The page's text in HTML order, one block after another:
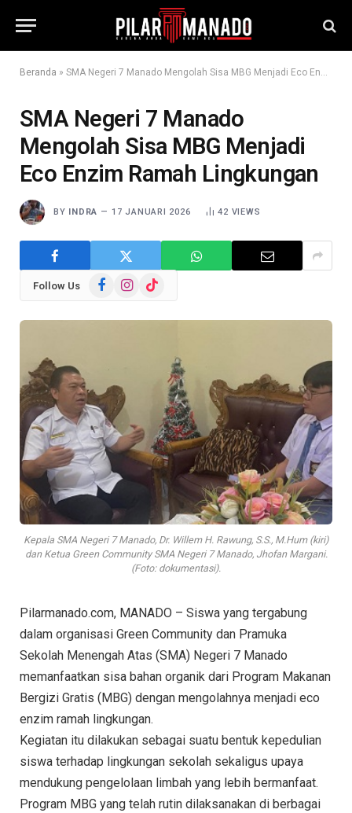
Beranda » SMA Negeri 7 Manado Mengolah Sisa MBG Menjadi Eco Enzim Ramah Lingkungan
SMA Negeri 7 Manado
Mengolah Sisa MBG Menjadi
Eco Enzim Ramah Lingkungan
BY INDRA 17 JANUARI 2026 42 VIEWS
Follow Us FacebookInstagram
TikTok
Kepala SMA Negeri 7 Manado, Dr. Willem H. Rawung, S.S., M.Hum (kiri)
dan Ketua Green Community SMA Negeri 7 Manado, Jhofan Margani.
(Foto: dokumentasi).
Pilarmanado.com, MANADO – Siswa yang tergabung
dalam organisasi Green Community dan Pramuka
Sekolah Menengah Atas (SMA) Negeri 7 Manado
memanfaatkan sisa bahan organik dari Program Makanan
Bergizi Gratis (MBG) dengan mengolahnya menjadi eco
enzim ramah lingkungan.
Kegiatan itu dilakukan sebagai suatu bentuk kepedulian
siswa terhadap lingkungan sekolah sekaligus upaya
mendukung pengelolaan limbah yang lebih bermanfaat.
Program MBG yang telah rutin dilaksanakan di berbagai